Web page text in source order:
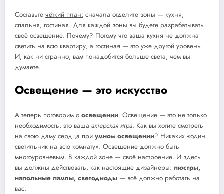
Составьте чёткий план: сначала отделите зоны — кухня,
спальня, гостиная. Для каждой зоны вы будете разрабатывать
своё освещение. Почему? Потому что ваша кухня не должна
светить на всю квартиру, а гостиная — это уже другой уровень.
И, как ни странно, вам понадобится больше света, чем вы
думаете.
Освещение — это искусство
А теперь поговорим о освещении. Освещение — это не только
необходимость, это ваша актерская игра. Как вы хотите смотреть
на свою даму сердца при умном освещении? Никаких «один
светильник на всю комнату». Освещение должно быть
многоуровневым. В каждой зоне — своё настроение. И здесь
вы должны действовать, как настоящие дизайнеры: люстры,
напольные лампы, светодиоды — всё должно работать на
вас.